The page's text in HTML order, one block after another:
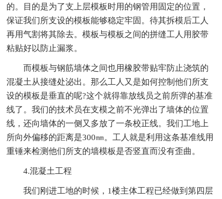
的。目的是为了支上层模板时用的钢管用固定的位置，
保证我们所支设的模板能够稳定牢固。待其拆模后工人
再用气割将其除去。模板与模板之间的拼缝工人用胶带
粘贴好以防止漏浆。
而模板与钢筋墙体之间也用橡胶带贴牢防止浇筑的
混凝土从接缝处泌出。那么工人又是如何控制他们所支
设的模板是垂直的呢?这个就得靠放线员之前所弹的基准
线了。我们的技术员在支模之前不光弹出了墙体的位置
线，还向墙体的一侧又多放了一条校正线。我们工地上
所向外偏移的距离是300㎜。工人就是利用这条基准线用
重锤来检测他们所支的墙模板是否竖直而没有歪曲。
4.混凝土工程
我们刚进工地的时候，1楼主体工程已经做到第四层